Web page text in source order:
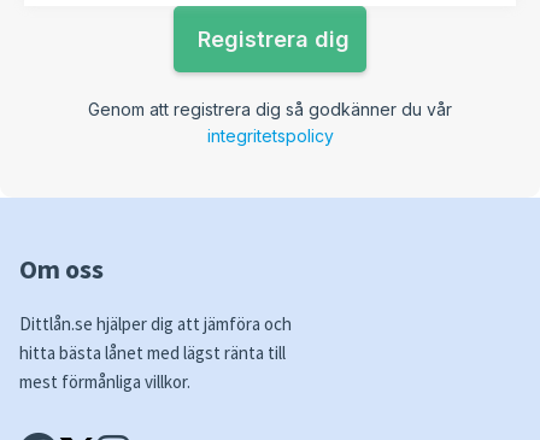
Genom att registrera dig så godkänner du vår
integritetspolicy
Om oss
Dittlån.se hjälper dig att jämföra och
hitta bästa lånet med lägst ränta till
mest förmånliga villkor.